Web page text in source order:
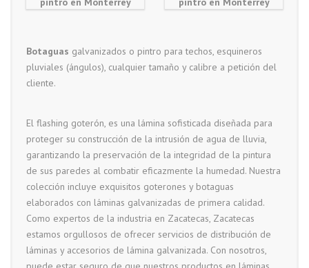
Botaguas galvanizados o pintro para techos, esquineros
pluviales (ángulos), cualquier tamaño y calibre a petición del
cliente.
El flashing goterón, es una lámina sofisticada diseñada para
proteger su construcción de la intrusión de agua de lluvia,
garantizando la preservación de la integridad de la pintura
de sus paredes al combatir eficazmente la humedad. Nuestra
colección incluye exquisitos goterones y botaguas
elaborados con láminas galvanizadas de primera calidad.
Como expertos de la industria en Zacatecas, Zacatecas
estamos orgullosos de ofrecer servicios de distribución de
láminas y accesorios de lámina galvanizada. Con nosotros,